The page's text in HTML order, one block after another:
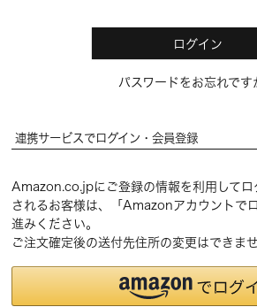
ログイン
パスワードをお忘れです
連携サービスでログイン・会員登録
Amazon.co.jpにご登録の情報を利用してロ
されるお客様は、「Amazonアカウントで
進みください。
ご注文確定後の送付先住所の変更はできま